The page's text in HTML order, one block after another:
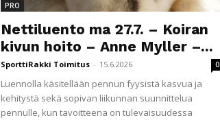
PRO
Nettiluento ma 27.7. – Koiran
kivun hoito – Anne Myller –...
SporttiRakki Toimitus - 15.6.2026 0
Luennolla käsitellään pennun fyysistä kasvua ja
kehitystä sekä sopivan liikunnan suunnittelua
pennulle, kun tavoitteena on tulevaisuudessa